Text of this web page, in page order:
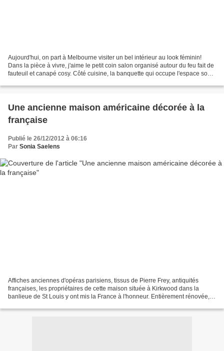
Aujourd'hui, on part à Melbourne visiter un bel intérieur au look féminin!
Dans la pièce à vivre, j'aime le petit coin salon organisé autour du feu fait de
fauteuil et canapé cosy. Côté cuisine, la banquette qui occupe l'espace sous
Une ancienne maison américaine décorée à la
française
Publié le 26/12/2012 à 06:16
Par Sonia Saelens
Affiches anciennes d'opéras parisiens, tissus de Pierre Frey, antiquités
françaises, les propriétaires de cette maison située à Kirkwood dans la
banlieue de St Louis y ont mis la France à l'honneur. Entièrement rénovée,